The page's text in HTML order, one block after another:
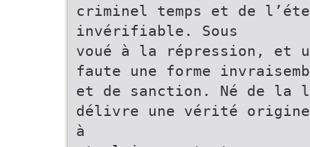
criminel temps et de
invérifiable. Sous
voué à la répression, et
faute une forme
et de sanction. Né de la
délivre une vérité
à